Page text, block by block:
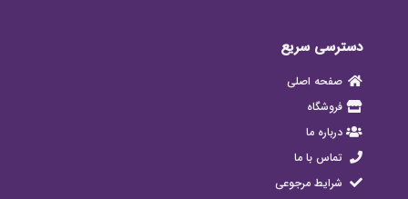
دسترسی سریع
صفحه اصلی
فروشگاه
درباره ما
تماس با ما
شرایط مرجوعی